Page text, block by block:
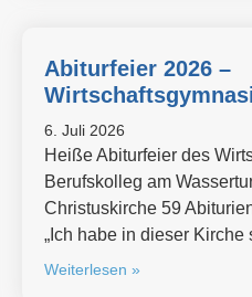
Abiturfeier 2026 –
6. Juli 2026
Heiße Abiturfeier des
Berufskolleg am
Christuskirche 59
„Ich habe in dieser Kirche
Weiterlesen »